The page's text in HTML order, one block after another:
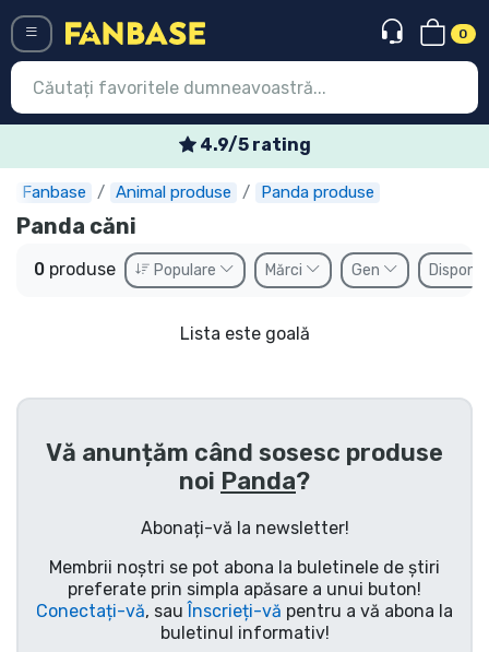
0
4.9/5 rating
Fanbase Animal produse Panda produse
Panda căni
0 produse Populare Mărci Gen
Lista este goală
Vă anunțăm când sosesc produse
noi Panda?
Abonați-vă la newsletter!
Membrii noștri se pot abona la buletinele de știri
preferate prin simpla apăsare a unui buton!
Conectați-vă, sauÎnscrieți-vă pentru a vă abona la
buletinul informativ!
Conectați-vă Înregistrare
Ultimele
Precomenzi
Outlet produse
Transport și plată
Sortare după serie
Sortare după filme